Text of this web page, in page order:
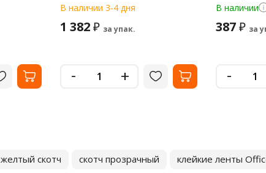
В наличии 3-4 дня
1 382₽ за упак.
- +
В наличии
387₽ за
-
желтый скотч скотч прозрачный клейкие ленты